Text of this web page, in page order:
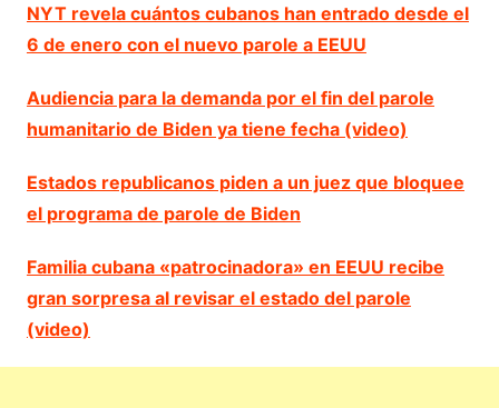
NYT revela cuántos cubanos han entrado desde el
6 de enero con el nuevo parole a EEUU
Audiencia para la demanda por el fin del parole
humanitario de Biden ya tiene fecha (video)
Estados republicanos piden a un juez que bloquee
el programa de parole de Biden
Familia cubana «patrocinadora» en EEUU recibe
gran sorpresa al revisar el estado del parole
(video)